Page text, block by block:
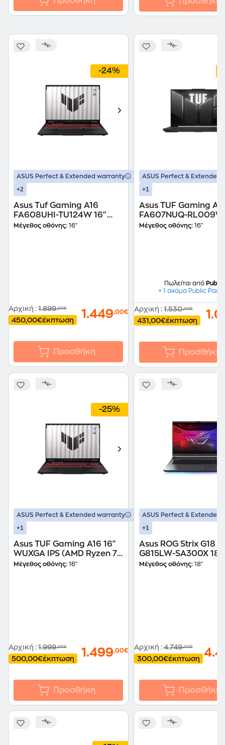
-24%
ASUS Perfect & Extended warranty
+2
Asus Tuf Gaming A16
FA608UHI-TU124W 16"
FHD+ IPS (AMD Ryzen 7-
Μέγεθος οθόνης: 16"
Αρχική : 1.899,00€
450,00€έκπτωση 1.449,00€
Προσθήκη
ASUS Perfect & Extended
+1
Asus TUF Gaming
FA607NUQ-RL009W
FHD+ IPS (AMD
Μέγεθος οθόνης: 16"
Πωλείται από Public
+ 1 ακόμα Public
Αρχική : 1.530,00€
431,00€έκπτωση
Προσθήκη
-25%
ASUS Perfect & Extended warranty
+1
Asus TUF Gaming A16 16"
WUXGA IPS (AMD Ryzen 7-
260/16GB/512GB
Μέγεθος οθόνης: 16"
Αρχική : 1.999,00€
500,00€έκπτωση 1.499,00€
Προσθήκη
ASUS Perfect & Extended
+1
Asus ROG Strix G18
G815LW-SA300X 18"
Mini LED;Anti-Glare
Μέγεθος οθόνης: 18"
Αρχική : 4.749,00€
300,00€έκπτωση
Προσθήκη